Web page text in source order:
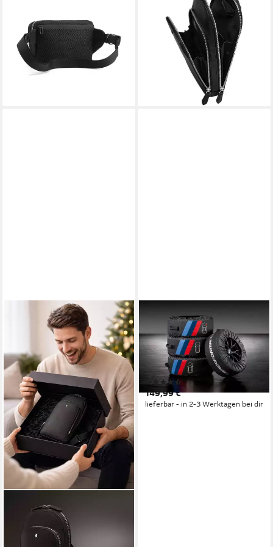
Motorsport Boxy 1,5 l
Bauchtasche Erwachsene
44,95 €
Umhängetasche BMW
MONTBLANC
Umhängetasche Bag Schwarz
- 80225A8F293 (1-tlg)
649,99 €
lieferbar - in 2-3 Werktagen bei dir
Reifentasche BMW M
Performance Reifentaschen
inkl. Tragegriff 17" - 22" (1-
tlg)
(3)
149,99 €
lieferbar - in 2-3 Werktagen bei dir